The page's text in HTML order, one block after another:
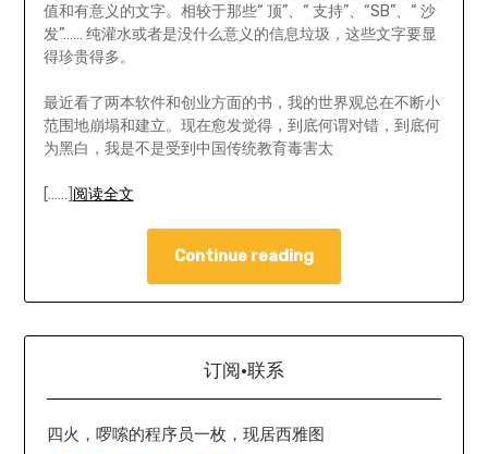
值和有意义的文字。相较于那些“ 顶”、“ 支持”、“SB”、“ 沙
发”…… 纯灌水或者是没什么意义的信息垃圾，这些文字要显
得珍贵得多。
最近看了两本软件和创业方面的书，我的世界观总在不断小
范围地崩塌和建立。现在愈发觉得，到底何谓对错，到底何
为黑白，我是不是受到中国传统教育毒害太
[……] 阅读全文
Continue reading
订阅·联系
四火，啰嗦的程序员一枚，现居西雅图